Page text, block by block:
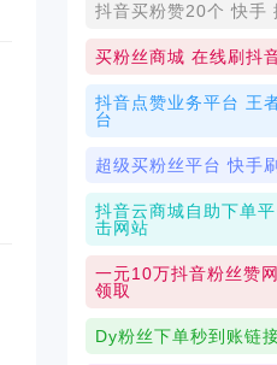
抖音买粉赞20个 快手
买粉丝商城 在线刷抖
抖音点赞业务平台 王
台
超级买粉丝平台 快手
抖音云商城自助下单
击网站
一元10万抖音粉丝赞
领取
Dy粉丝下单秒到账链